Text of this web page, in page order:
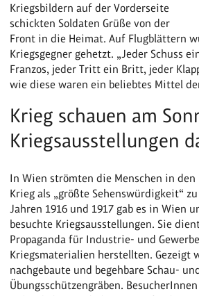
Kriegsbildern auf der Vorderseite
schickten Soldaten Grüße von der
Front in die Heimat. Auf Flugblättern
Kriegsgegner gehetzt. „Jeder Schuss
Franzos, jeder Tritt ein Britt, jeder
wie diese waren ein beliebtes Mittel
Krieg schauen am
Kriegsausstellungen
In Wien strömten die Menschen in den
Krieg als „größte Sehenswürdigkeit“
Jahren 1916 und 1917 gab es in Wien
besuchte Kriegsausstellungen. Sie
Propaganda für Industrie- und
Kriegsmaterialien herstellten. Gezeigt
nachgebaute und begehbare Schau-
Übungsschützengräben.